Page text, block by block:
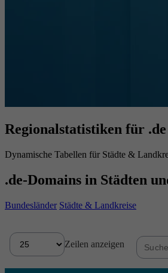
Regionalstatistiken für .de
Dynamische Tabellen für Städte &
.de-Domains in Städten
Bundesländer Städte & Landkreise
Zeilen anzeigen